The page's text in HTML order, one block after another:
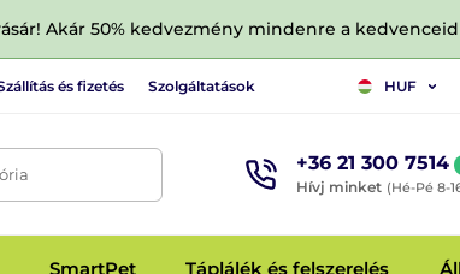
Akár 50% kedvezmény mindenre a
és fizetés Szolgáltatások HUF
+36 21 300 7514
Hívj minket (Hé-Pé 8-
SmartPet Táplálék és felszerelés